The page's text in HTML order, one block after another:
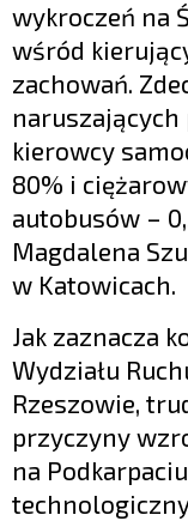
wykroczeń na
wśród
zachowań.
kierowcy
80% i
autobusów –
Magdalena
w Katowicach.
Jak zaznacza
Wydziału
Rzeszowie,
przyczyny
na